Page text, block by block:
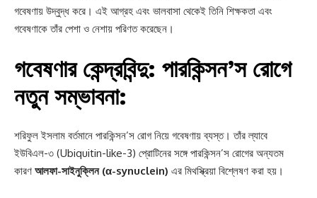
গবেষণায় উদ্বুদ্ধ করে। এই আগ্রহ এবং ভালবাসা থেকেই তিনি শিক্ষকতা এবং
গবেষণাকে তাঁর পেশা ও নেশায় পরিণত করেছেন।
গবেষণার কেন্দ্রবিন্দু: পারকিন্সন’স রোগে
নতুন সম্ভাবনা:
শরিফুল ইসলাম বর্তমানে পারকিন্সন’স রোগ নিয়ে গবেষণায় ব্যস্ত। তাঁর ল্যাবে
ইউবিএল-৩ (Ubiquitin-like-3) প্রোটিনের সঙ্গে পারকিন্সন’স রোগের অন্যতম
কারণ আলফা-সাইনুক্লিন (α-synuclein) এর মিথস্ক্রিয়া বিশ্লেষণ করা হয়।